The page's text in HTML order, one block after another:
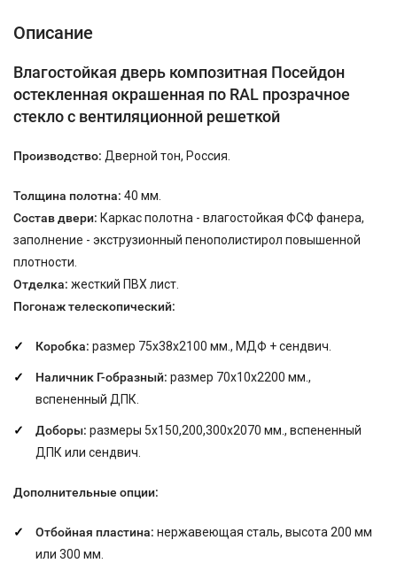
Описание
Влагостойкая дверь композитная Посейдон
остекленная окрашенная по RAL прозрачное
стекло с вентиляционной решеткой
Производство: Дверной тон, Россия.
Толщина полотна: 40 мм.
Состав двери: Каркас полотна - влагостойкая ФСФ фанера,
заполнение - экструзионный пенополистирол повышенной
плотности.
Отделка: жесткий ПВХ лист.
Погонаж телескопический:
Коробка: размер 75х38х2100 мм., МДФ + сендвич.
Наличник Г-образный: размер 70х10х2200 мм.,
вспененный ДПК.
Доборы: размеры 5х150,200,300х2070 мм., вспененный
ДПК или сендвич.
Дополнительные опции:
Отбойная пластина: нержавеющая сталь, высота 200 мм
или 300 мм.